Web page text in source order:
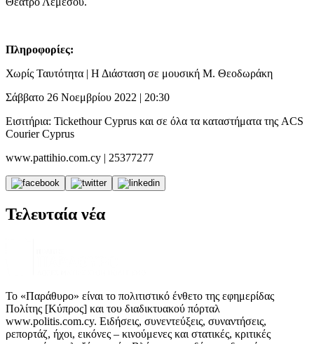
Πληροφορίες:
Χωρίς Ταυτότητα | Η Διάσταση σε μουσική Μ. Θεοδωράκη
Σάββατο 26 Νοεμβρίου 2022 | 20:30
Εισιτήρια: Tickethour Cyprus και σε όλα τα καταστήματα της ACS
Courier Cyprus
www.pattihio.com.cy | 25377277
Τελευταία νέα
Το «Παράθυρο» είναι το πολιτιστικό ένθετο της εφημερίδας
Πολίτης [Κύπρος] και του διαδικτυακού πόρταλ
www.politis.com.cy. Ειδήσεις, συνεντεύξεις, συναντήσεις,
ρεπορτάζ, ήχοι, εικόνες – κινούμενες και στατικές, κριτικές